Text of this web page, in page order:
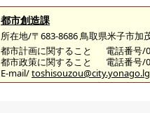
都市創造課
所在地/〒683-8686 鳥取県米子市加
都市計画に関すること
電話番号/
都市政策に関すること
電話番号/
E-mail/